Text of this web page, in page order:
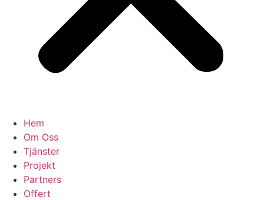
Hem
Om Oss
Tjänster
Projekt
Partners
Offert